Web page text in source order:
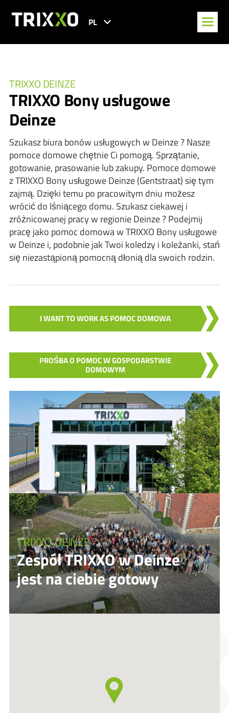
PL
TRIXXO DEINZE
TRIXXO Bony usługowe
Deinze
Szukasz biura bonów usługowych w Deinze ? Nasze
pomoce domowe chętnie Ci pomogą. Sprzątanie,
gotowanie, prasowanie lub zakupy. Pomoce domowe
z TRIXXO Bony usługowe Deinze (Gentstraat) się tym
zajmą. Dzięki temu po pracowitym dniu możesz
wrócić do lśniącego domu. Szukasz ciekawej i
zróżnicowanej pracy w regionie Deinze ? Podejmij
pracę jako pomoc domowa w TRIXXO Bony usługowe
w Deinze i, podobnie jak Twoi koledzy i koleżanki, stań
się niezastąpioną pomocną dłonią dla swoich rodzin.
I WANT TO WORK AS POMOC DOMOWA
PROŚBA O POMOC W GOSPODARSTWIE
DOMOWYM
TRIXXO DEINZE
Zespół TRIXXO w Deinze
jest na ciebie gotowy